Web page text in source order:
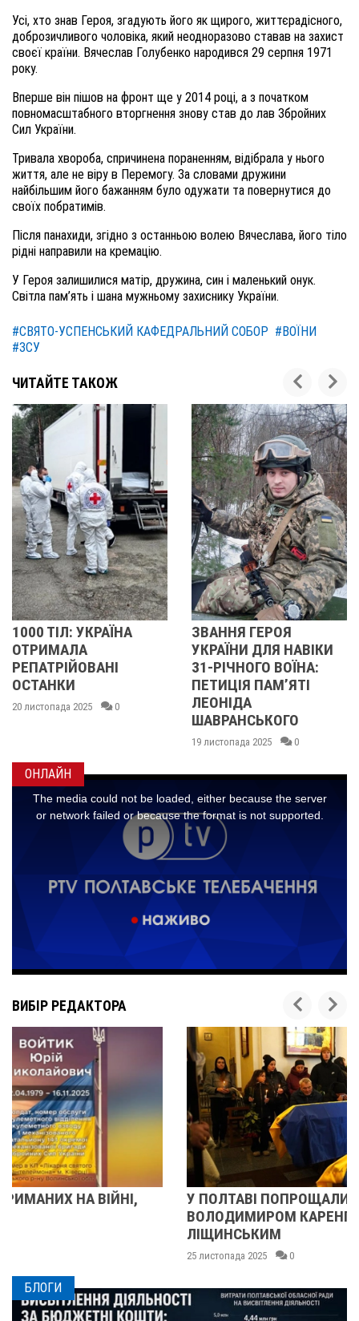
Усі, хто знав Героя, згадують його як щирого, життєрадісного,
доброзичливого чоловіка, який неодноразово ставав на захист
своєї країни. Вячеслав Голубенко народився 29 серпня 1971
року.
Вперше він пішов на фронт ще у 2014 році, а з початком
повномасштабного вторгнення знову став до лав Збройних
Сил України.
Тривала хвороба, спричинена пораненням, відібрала у нього
життя, але не віру в Перемогу. За словами дружини
найбільшим його бажанням було одужати та повернутися до
своїх побратимів.
Після панахиди, згідно з останньою волею Вячеслава, його тіло
рідні направили на кремацію.
У Героя залишилися матір, дружина, син і маленький онук.
Світла пам’ять і шана мужньому захиснику України.
#СВЯТО-УСПЕНСЬКИЙ КАФЕДРАЛЬНИЙ СОБОР #ВОЇНИ
#ЗСУ
ЧИТАЙТЕ ТАКОЖ
УКРАЇНА
2025 0
ЗВАННЯ ГЕРОЯ
УКРАЇНИ ДЛЯ НАВІКИ
31-РІЧНОГО ВОЇНА:
ПЕТИЦІЯ ПАМʼЯТІ
ЛЕОНІДА
ШАВРАНСЬКОГО
19 листопада 2025 0
ВПАВ
ОНЛАЙН
ВИБІР РЕДАКТОРА
У ПОЛТАВІ ПОПРОЩАЛИСЯ ІЗ ВІЙСЬКОВИМИ
ВОЛОДИМИРОМ КАРЕНГІНИМ ТА ОЛЕГОМ
БЛОГИ